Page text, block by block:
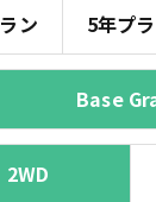
ン 5年プ
Base
2WD